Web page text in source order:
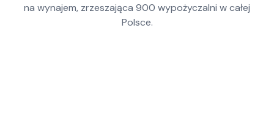
na wynajem, zrzeszająca 900 wypożyczalni w całej
Polsce.